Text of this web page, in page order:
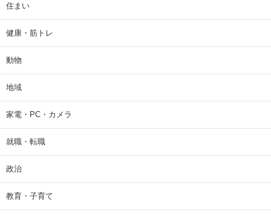
住まい
健康・筋トレ
動物
地域
家電・PC・カメラ
就職・転職
政治
教育・子育て